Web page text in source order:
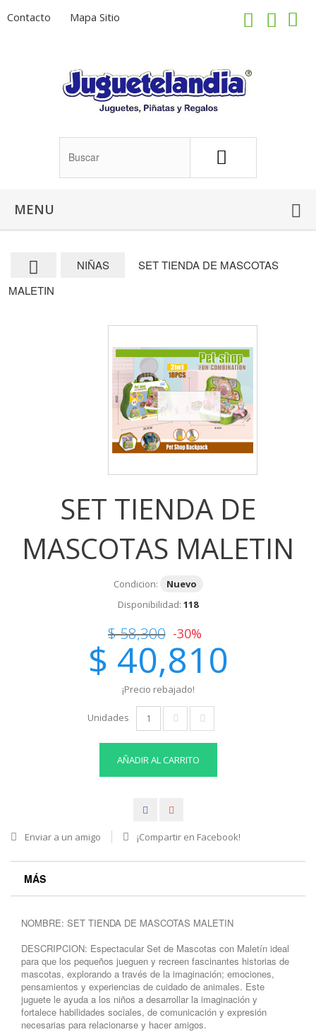
Contacto Mapa Sitio
MENU
NIÑAS
SET TIENDA DE MASCOTAS
MALETIN
SET TIENDA DE
MASCOTAS MALETIN
Condicion:
Nuevo
Disponibilidad: 118
$ 58,300 -30%
$ 40,810
¡Precio rebajado!
Unidades
AÑADIR AL CARRITO
Enviar a un amigo ¡Compartir en Facebook!
MÁS
NOMBRE: SET TIENDA DE MASCOTAS MALETIN
DESCRIPCION: Espectacular Set de Mascotas con Maletín ideal
para que los pequeños jueguen y recreen fascinantes historias de
mascotas, explorando a través de la imaginación; emociones,
pensamientos y experiencias de cuidado de animales. Este
juguete le ayuda a los niños a desarrollar la imaginación y
fortalece habilidades sociales, de comunicación y expresión
necesarias para relacionarse y hacer amigos.